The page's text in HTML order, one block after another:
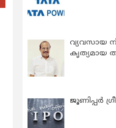
വ്യവസായ
കൃത്യമായ
ജൂണിപ്പർ